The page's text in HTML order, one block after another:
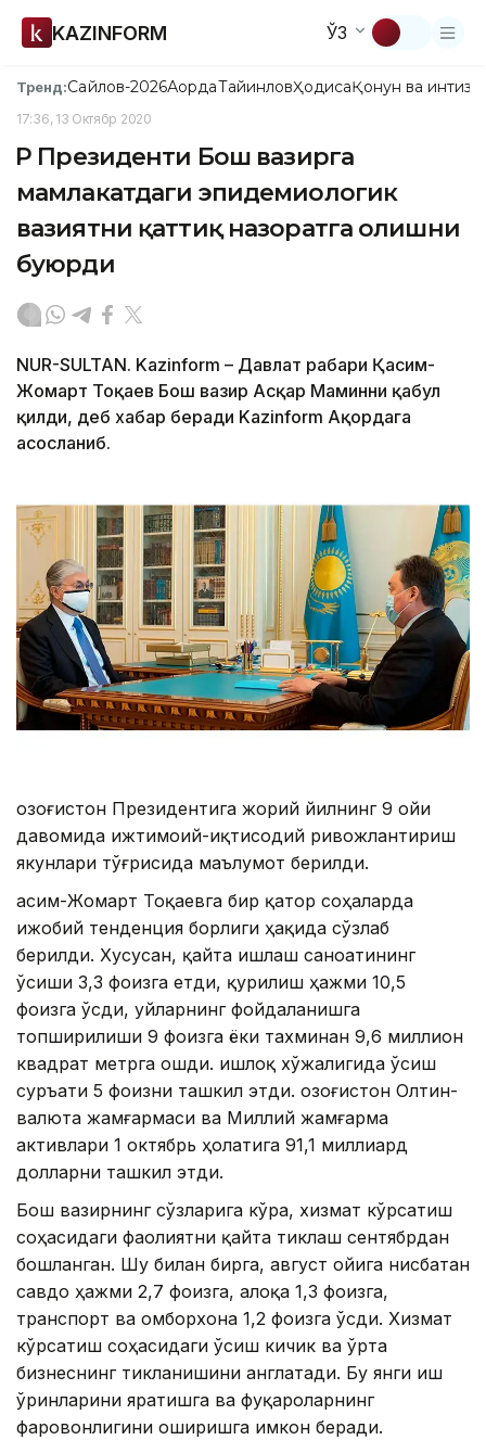
KAZINFORM ЎЗ
Тренд:Сайлов-2026АқордаТайинловҲодисаҚонун ва
17:36, 13 Октябр 2020
ҚР Президенти Бош вазирга
мамлакатдаги эпидемиологик
вазиятни қаттиқ назоратга олишни
буюрди
NUR-SULTAN. Kazinform – Давлат раҳбари Қасим-
Жомарт Тоқаев Бош вазир Асқар Маминни қабул
қилди, деб хабар беради Kazinform Ақордага
асосланиб.
Қозоғистон Президентига жорий йилнинг 9 ойи
давомида ижтимоий-иқтисодий ривожлантириш
якунлари тўғрисида маълумот берилди.
Қасим-Жомарт Тоқаевга бир қатор соҳаларда
ижобий тенденция борлиги ҳақида сўзлаб
берилди. Хусусан, қайта ишлаш саноатининг
ўсиши 3,3 фоизга етди, қурилиш ҳажми 10,5
фоизга ўсди, уйларнинг фойдаланишга
топширилиши 9 фоизга ёки тахминан 9,6 миллион
квадрат метрга ошди. Қишлоқ хўжалигида ўсиш
суръати 5 фоизни ташкил этди. Қозоғистон Олтин-
валюта жамғармаси ва Миллий жамғарма
активлари 1 октябрь ҳолатига 91,1 миллиард
долларни ташкил этди.
Бош вазирнинг сўзларига кўра, хизмат кўрсатиш
соҳасидаги фаолиятни қайта тиклаш сентябрдан
бошланган. Шу билан бирга, август ойига нисбатан
савдо ҳажми 2,7 фоизга, алоқа 1,3 фоизга,
транспорт ва омборхона 1,2 фоизга ўсди. Хизмат
кўрсатиш соҳасидаги ўсиш кичик ва ўрта
бизнеснинг тикланишини англатади. Бу янги иш
ўринларини яратишга ва фуқароларнинг
фаровонлигини оширишга имкон беради.